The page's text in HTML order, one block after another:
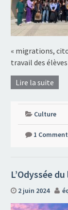
« migrations,
travail des
Lire la suite
Culture
1 Comment
L’Odyssée
2 juin 2024